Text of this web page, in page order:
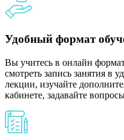
Удобный формат
Вы учитесь в онлайн
смотреть запись занятия в
лекции, изучайте
кабинете, задавайте